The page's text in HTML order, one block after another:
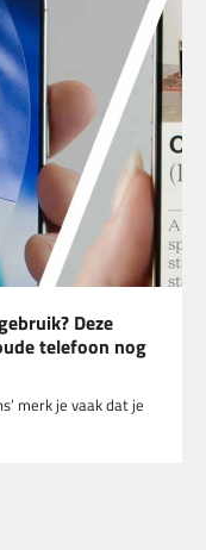
Deze
telefoon nog
merk je vaak dat je